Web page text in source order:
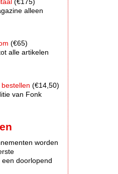
(€175)
alleen
(€65)
alle artikelen
(€14,50)
van Fonk
worden
doorlopend